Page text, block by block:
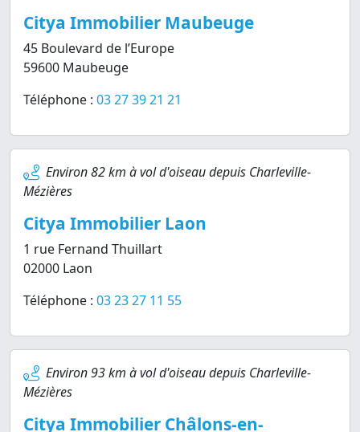
Citya Immobilier Maubeuge
45 Boulevard de l’Europe
59600 Maubeuge
Téléphone : 03 27 39 21 21
Environ 82 km à vol d'oiseau depuis Charleville-
Mézières
Citya Immobilier Laon
1 rue Fernand Thuillart
02000 Laon
Téléphone : 03 23 27 11 55
Environ 93 km à vol d'oiseau depuis Charleville-
Mézières
Citya Immobilier Châlons-en-